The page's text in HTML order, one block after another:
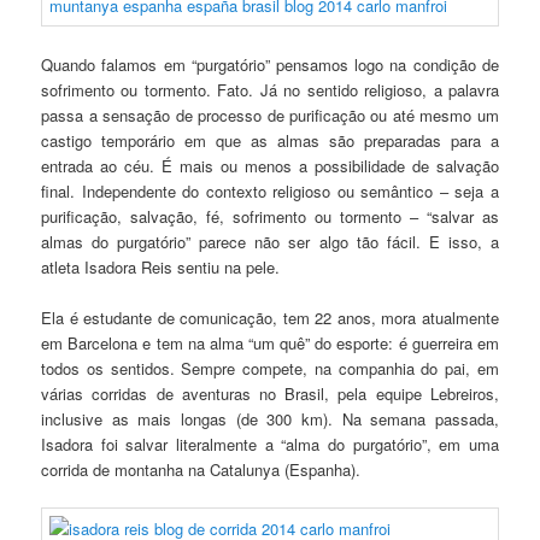
Quando falamos em “purgatório” pensamos logo na condição de
sofrimento ou tormento. Fato. Já no sentido religioso, a palavra
passa a sensação de processo de purificação ou até mesmo um
castigo temporário em que as almas são preparadas para a
entrada ao céu. É mais ou menos a possibilidade de salvação
final. Independente do contexto religioso ou semântico – seja a
purificação, salvação, fé, sofrimento ou tormento – “salvar as
almas do purgatório” parece não ser algo tão fácil. E isso, a
atleta Isadora Reis sentiu na pele.
Ela é estudante de comunicação, tem 22 anos, mora atualmente
em Barcelona e tem na alma “um quê” do esporte: é guerreira em
todos os sentidos. Sempre compete, na companhia do pai, em
várias corridas de aventuras no Brasil, pela equipe Lebreiros,
inclusive as mais longas (de 300 km). Na semana passada,
Isadora foi salvar literalmente a “alma do purgatório”, em uma
corrida de montanha na Catalunya (Espanha).